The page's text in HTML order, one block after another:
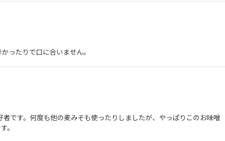
ったりで口に合いません。
です。何度も他の麦みそも使ったりしましたが、やっぱりこのお味噌
。